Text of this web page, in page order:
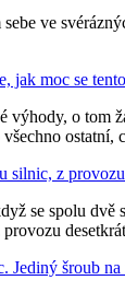
ve
jak moc se
výhody, o tom
ostatní,
silnic, z
se spolu
Jediný šroub